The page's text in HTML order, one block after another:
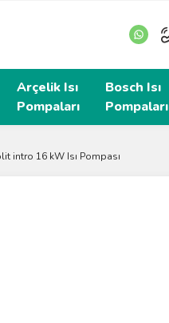
Arçelik Isı
Pompaları
Bosch Isı
Pompaları
intro 16 kW Isı Pompası